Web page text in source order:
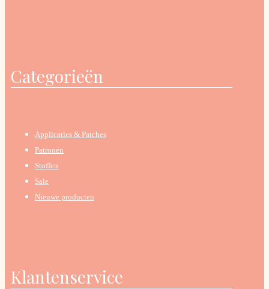
Categorieën
Applicaties & Patches
Patronen
Stoffen
Sale
Nieuwe producten
Klantenservice